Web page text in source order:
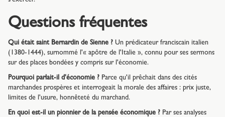
Questions fréquentes
Qui était saint Bernardin de Sienne ? Un prédicateur franciscain italien
(1380-1444), surnommé l'« apôtre de l'Italie », connu pour ses sermons
sur des places bondées y compris sur l'économie.
Pourquoi parlait-il d'économie ? Parce qu'il prêchait dans des cités
marchandes prospères et interrogeait la morale des affaires : prix juste,
limites de l'usure, honnêteté du marchand.
En quoi est-il un pionnier de la pensée économique ? Par ses analyses